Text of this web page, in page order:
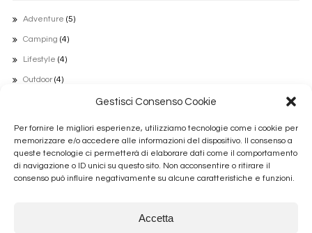
Gestisci Consenso Cookie
Per fornire le migliori esperienze, utilizziamo tecnologie come i cookie per
memorizzare e/o accedere alle informazioni del dispositivo. Il consenso a
queste tecnologie ci permetterà di elaborare dati come il comportamento
di navigazione o ID unici su questo sito. Non acconsentire o ritirare il
consenso può influire negativamente su alcune caratteristiche e funzioni.
Accetta
Adventure (5)
Camping (4)
Lifestyle (4)
Outdoor(4)
Archivi